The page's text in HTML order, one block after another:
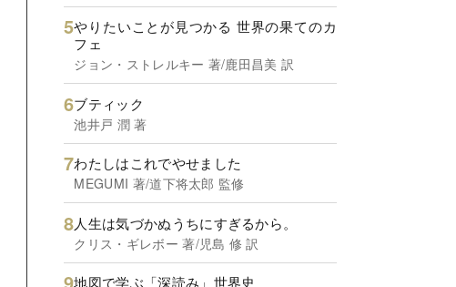
やりたいことが見つかる 世界の果てのカ
フェ
ジョン・ストレルキー 著/鹿田昌美 訳
ブティック
池井戸 潤 著
わたしはこれでやせました
MEGUMI 著/道下将太郎 監修
人生は気づかぬうちにすぎるから。
クリス・ギレボー 著/児島 修 訳
地図で学ぶ「深読み」世界史